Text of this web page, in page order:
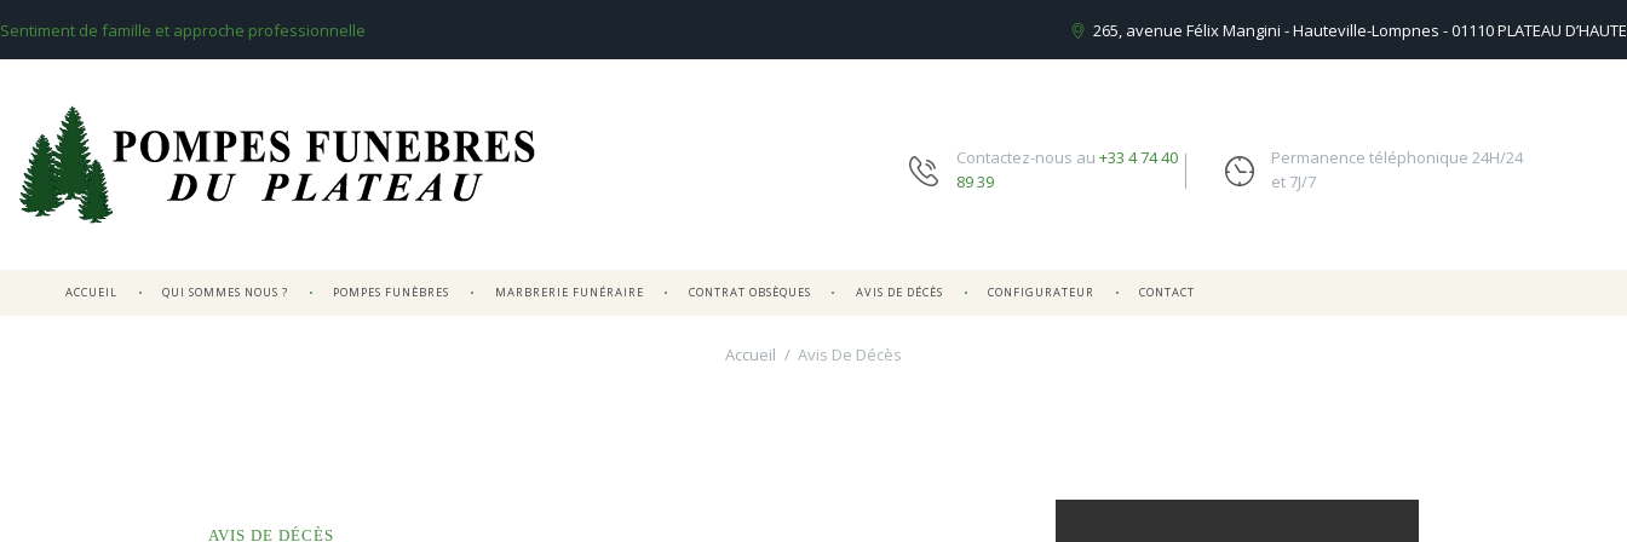
Sentiment de famille et approche professionnelle 265, avenue Félix Mangini - Hauteville-Lompnes - 01110 PLATEAU
Contactez-nous au +33 4 74 40
89 39
Permanence téléphonique 24H/24
et 7J/7
ACCUEIL QUI SOMMES NOUS ? POMPES FUNÈBRES MARBRERIE FUNÉRAIRE CONTRAT OBSÈQUES AVIS DE DÉCÈS CONFIGURATEUR CONTACT
Accueil Avis De Décès
AVIS DE DÉCÈS